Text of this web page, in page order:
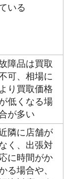
いる
障品は買取
可、相場に
より買取価格
低くなる場
が多い
隣に店舗が
く、出張対
に時間がか
る場合や、